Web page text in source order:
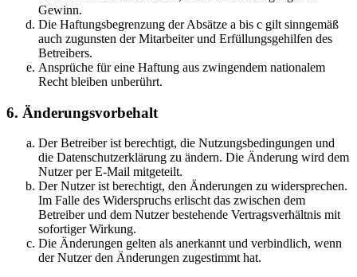
Gewinn.
Die Haftungsbegrenzung der Absätze a bis c gilt sinngemäß
auch zugunsten der Mitarbeiter und Erfüllungsgehilfen des
Betreibers.
Ansprüche für eine Haftung aus zwingendem nationalem
Recht bleiben unberührt.
6. Änderungsvorbehalt
Der Betreiber ist berechtigt, die Nutzungsbedingungen und
die Datenschutzerklärung zu ändern. Die Änderung wird dem
Nutzer per E-Mail mitgeteilt.
Der Nutzer ist berechtigt, den Änderungen zu widersprechen.
Im Falle des Widerspruchs erlischt das zwischen dem
Betreiber und dem Nutzer bestehende Vertragsverhältnis mit
sofortiger Wirkung.
Die Änderungen gelten als anerkannt und verbindlich, wenn
der Nutzer den Änderungen zugestimmt hat.